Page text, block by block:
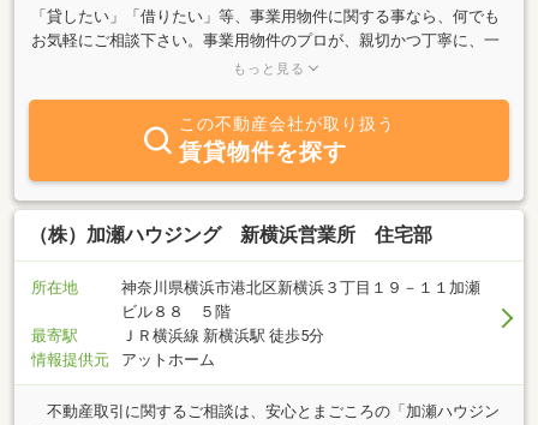
「貸したい」「借りたい」等、事業用物件に関する事なら、何でも
お気軽にご相談下さい。事業用物件のプロが、親切かつ丁寧に、一
都三県対応させて頂きます。ＨＰで随時物件を更新しておりますの
もっと見る
この不動産会社が取り扱う
賃貸物件を探す
（株）加瀬ハウジング 新横浜営業所 住宅部
所在地
神奈川県横浜市港北区新横浜３丁目１９－１１加瀬
ビル８８ ５階
最寄駅
ＪＲ横浜線 新横浜駅 徒歩5分
情報提供元
アットホーム
不動産取引に関するご相談は、安心とまごころの「加瀬ハウジン